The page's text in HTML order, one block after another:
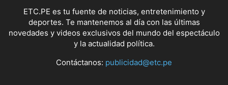
ETC.PE es tu fuente de noticias, entretenimiento y
deportes. Te mantenemos al día con las últimas
novedades y videos exclusivos del mundo del espectáculo
y la actualidad política.
Contáctanos: publicidad@etc.pe